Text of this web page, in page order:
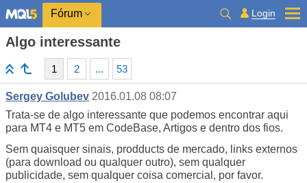
Fórum Login
Algo interessante
1 2 ... 53
Sergey Golubev 2016.01.08 08:07
Trata-se de algo interessante que podemos encontrar aqui
para MT4 e MT5 em CodeBase, Artigos e dentro dos fios.
Sem quaisquer sinais, prodducts de mercado, links externos
(para download ou qualquer outro), sem qualquer
publicidade, sem qualquer coisa comercial, por favor.